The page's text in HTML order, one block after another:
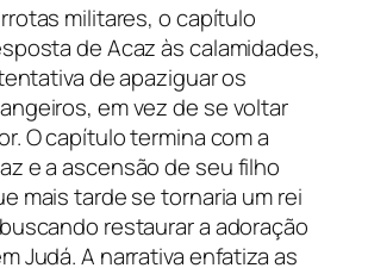
militares, o capítulo
de Acaz às calamidades,
de apaziguar os
em vez de se voltar
O capítulo termina com a
e a ascensão de seu filho
mais tarde se tornaria um rei
restaurar a adoração
Judá. A narrativa enfatiza as